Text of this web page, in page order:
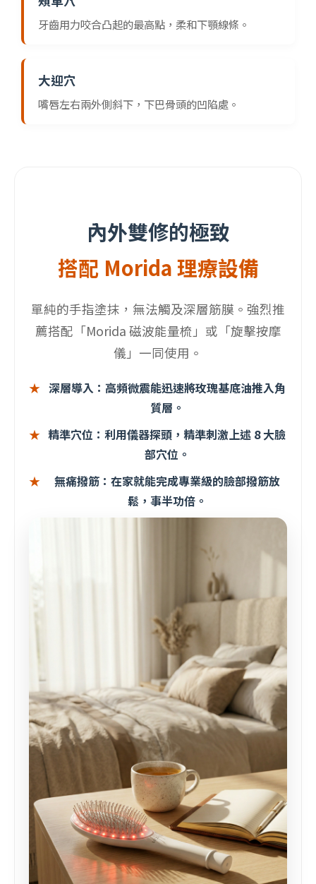
牙齒用力咬合凸起的最高點，柔和下顎線條。
大迎穴
嘴唇左右兩外側斜下，下巴骨頭的凹陷處。
內外雙修的極致
搭配 Morida 理療設備
單純的手指塗抹，無法觸及深層筋膜。強烈推
薦搭配「Morida 磁波能量梳」或「旋擊按摩
儀」一同使用。
深層導入： 高頻微震能迅速將玫瑰基底油推入角
質層。
精準穴位： 利用儀器探頭，精準刺激上述 8 大臉
部穴位。
無痛撥筋： 在家就能完成專業級的臉部撥筋放
鬆，事半功倍。